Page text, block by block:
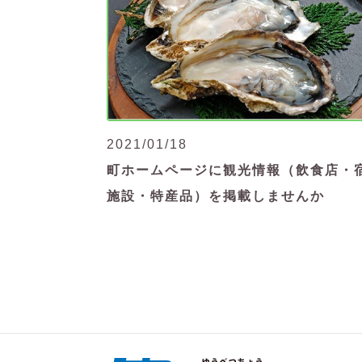
2021/01/18
町ホームページに観光情報（飲食店・
施設・特産品）を掲載しませんか